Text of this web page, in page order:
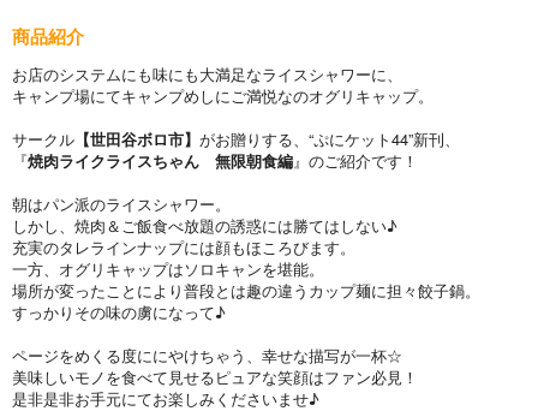
商品紹介
お店のシステムにも味にも大満足なライスシャワーに、
キャンプ場にてキャンプめしにご満悦なのオグリキャップ。
サークル 【世田谷ボロ市】 がお贈りする、“ぷにケット44”新刊、
『焼肉ライクライスちゃん 無限朝食編』のご紹介です！
朝はパン派のライスシャワー。
しかし、焼肉＆ご飯食べ放題の誘惑には勝てはしない♪
充実のタレラインナップには顔もほころびます。
一方、オグリキャップはソロキャンを堪能。
場所が変ったことにより普段とは趣の違うカップ麺に担々餃子鍋。
すっかりその味の虜になって♪
ページをめくる度ににやけちゃう、幸せな描写が一杯☆
美味しいモノを食べて見せるピュアな笑顔はファン必見！
是非是非お手元にてお楽しみくださいませ♪